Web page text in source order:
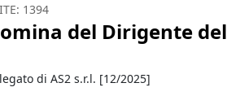
1394
del Dirigente
di AS2 s.r.l. [12/2025]